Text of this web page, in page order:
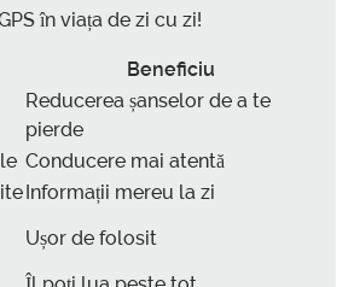
în viața de zi cu zi!
Beneficiu
Reducerea șanselor de a te
pierde
Conducere mai atentă
Informații mereu la zi
Ușor de folosit